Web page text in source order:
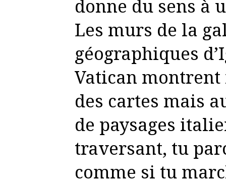
donne du sens à
Les murs de la
géographiques
Vatican
des cartes mais
de paysages
traversant, tu
comme si tu